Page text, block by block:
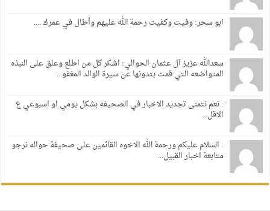
ابو سحر: وفيت وكفيت رحمة الله عليهم وأطال في عمرك ....
سعدالله عزيز آل عثمان الحوالي: اشكر كل من اطلع وعلق على النبذه
المتواضعه التي قمت بتدونها عن سيرة الوالد المغفو...
: نعم نتمنى تجديد الاخبار في الصحيفه بشكل يومي او اسبوعي ع
الاقل...
: السلام عليكم ورحمة الله الاخوه القائمين على صحيفة حواله نرجو
متابعة اخبار القبيل...